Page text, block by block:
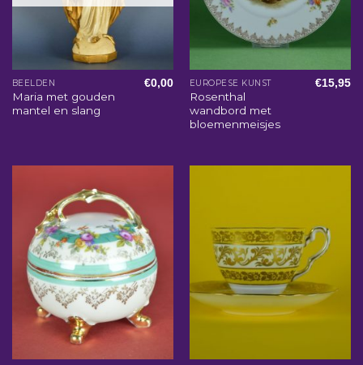
BEELDEN
Maria met gouden
mantel en slang
€0,00 EUROPESE KUNST
Rosenthal
wandbord met
bloemenmeisjes
€15,95